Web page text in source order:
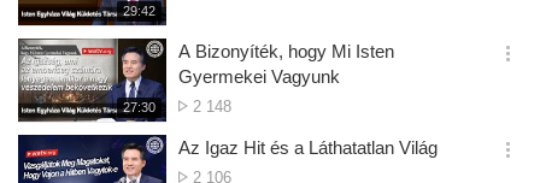
재
생
시
간
29:42
기
재
생
시
간
27:30
A Bizonyíték, hogy Mi Isten
Gyermekei Vagyunk
Megtekintések
2 148
옵
기
Az Igaz Hit és a Láthatatlan Világ
Megtekintések
2 106
옵